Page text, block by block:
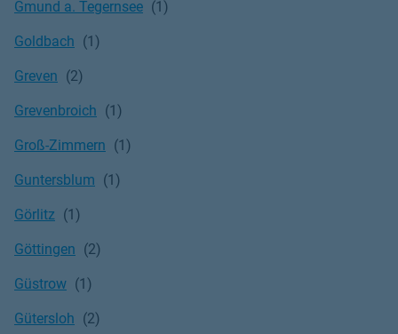
Gmund a. Tegernsee
Goldbach
Greven
Grevenbroich
Groß-Zimmern
Guntersblum
Görlitz
Göttingen
Güstrow
Gütersloh